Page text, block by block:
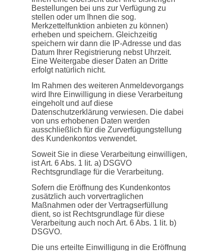
Bestellungen bei uns zur Verfügung zu
stellen oder um Ihnen die sog.
Merkzettelfunktion anbieten zu können)
erheben und speichern. Gleichzeitig
speichern wir dann die IP-Adresse und das
Datum Ihrer Registrierung nebst Uhrzeit.
Eine Weitergabe dieser Daten an Dritte
erfolgt natürlich nicht.
Im Rahmen des weiteren Anmeldevorgangs
wird Ihre Einwilligung in diese Verarbeitung
eingeholt und auf diese
Datenschutzerklärung verwiesen. Die dabei
von uns erhobenen Daten werden
ausschließlich für die Zurverfügungstellung
des Kundenkontos verwendet.
Soweit Sie in diese Verarbeitung einwilligen,
ist Art. 6 Abs. 1 lit. a) DSGVO
Rechtsgrundlage für die Verarbeitung.
Sofern die Eröffnung des Kundenkontos
zusätzlich auch vorvertraglichen
Maßnahmen oder der Vertragserfüllung
dient, so ist Rechtsgrundlage für diese
Verarbeitung auch noch Art. 6 Abs. 1 lit. b)
DSGVO.
Die uns erteilte Einwilligung in die Eröffnung